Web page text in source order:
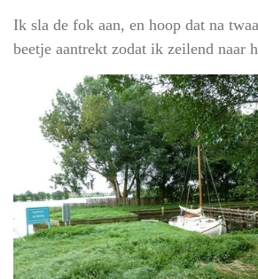
Ik sla de fok aan, en hoop dat na
beetje aantrekt zodat ik zeilend naar